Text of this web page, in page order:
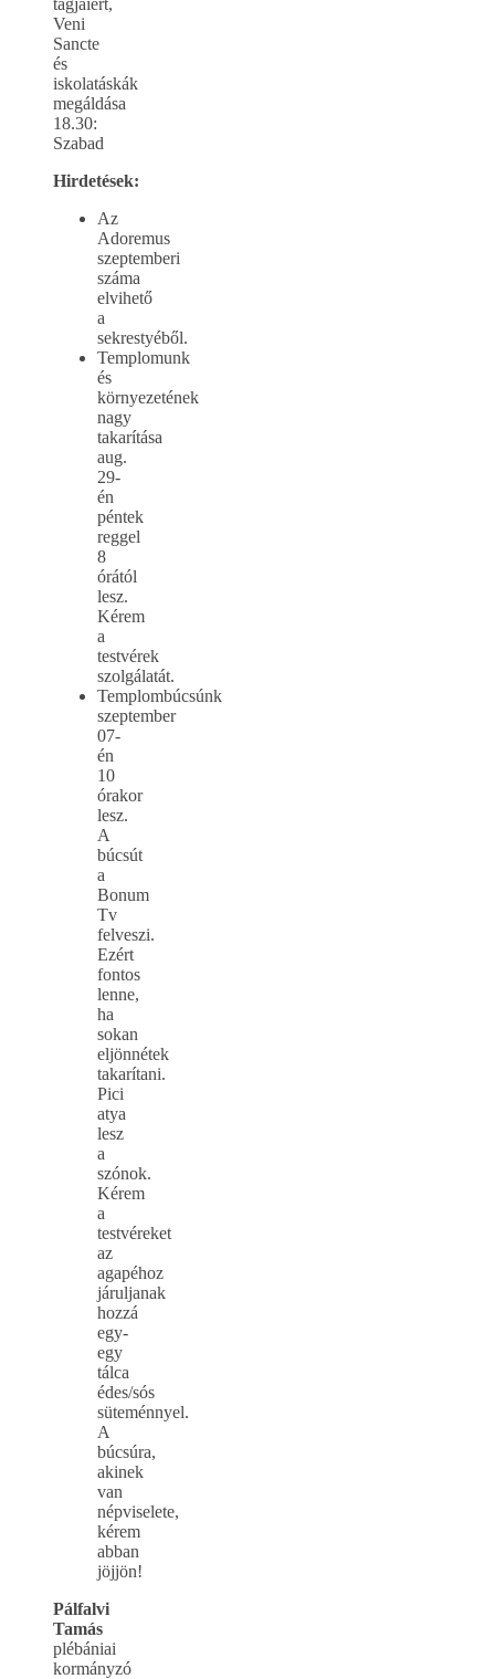
Veni
Sancte
és
iskolatáskák
megáldása
18.30:
Szabad
Hirdetések:
Az
Adoremus
szeptemberi
száma
elvihető
a
sekrestyéből.
Templomunk
és
környezetének
nagy
takarítása
aug.
29-
én
péntek
reggel
8
órától
lesz.
Kérem
a
testvérek
szolgálatát.
Templombúcsúnk
szeptember
07-
én
10
órakor
lesz.
A
búcsút
a
Bonum
Tv
felveszi.
Ezért
fontos
lenne,
ha
sokan
eljönnétek
takarítani.
Pici
atya
lesz
a
szónok.
Kérem
a
testvéreket
az
agapéhoz
járuljanak
hozzá
egy-
egy
tálca
édes/sós
süteménnyel.
A
búcsúra,
akinek
van
népviselete,
kérem
abban
jöjjön!
Pálfalvi
Tamás
plébániai
kormányzó